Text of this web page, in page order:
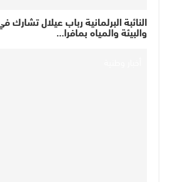
النائبة البرلمانية رباب عيلال
والبيئة والمياه بمافرا…